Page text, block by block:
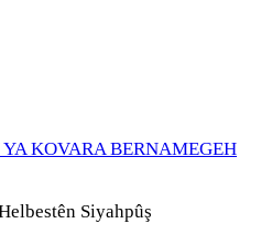
KOVARA BERNAMEGEH
Siyahpûş